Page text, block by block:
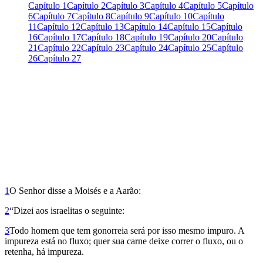
Capítulo 1Capítulo 2Capítulo 3Capítulo 4Capítulo 5Capítulo
6Capítulo 7Capítulo 8Capítulo 9Capítulo 10Capítulo
11Capítulo 12Capítulo 13Capítulo 14Capítulo 15Capítulo
16Capítulo 17Capítulo 18Capítulo 19Capítulo 20Capítulo
21Capítulo 22Capítulo 23Capítulo 24Capítulo 25Capítulo
26Capítulo 27
1O Senhor disse a Moisés e a Aarão:
2“Dizei aos israelitas o seguinte:
3Todo homem que tem gonorreia será por isso mesmo impuro. A
impureza está no fluxo; quer sua carne deixe correr o fluxo, ou o
retenha, há impureza.